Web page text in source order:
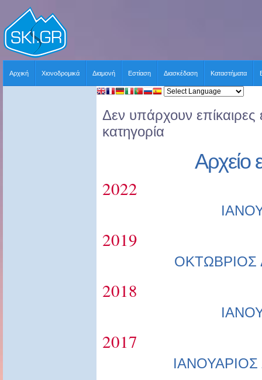
Αρχική Χιονοδρομικά Διαμονή Εστίαση Διασκέδαση Καταστήματα
Δεν υπάρχουν επίκαιρες
κατηγορία
Αρχείο
2022
2019
ΟΚΤΩΒΡΙΟΣ
2018
2017
ΙΑΝΟΥΑΡΙΟΣ